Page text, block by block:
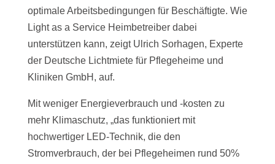
optimale Arbeitsbedingungen für Beschäftigte. Wie
Light as a Service Heimbetreiber dabei
unterstützen kann, zeigt Ulrich Sorhagen, Experte
der Deutsche Lichtmiete für Pflegeheime und
Kliniken GmbH, auf.
Mit weniger Energieverbrauch und -kosten zu
mehr Klimaschutz, „das funktioniert mit
hochwertiger LED-Technik, die den
Stromverbrauch, der bei Pflegeheimen rund 50%